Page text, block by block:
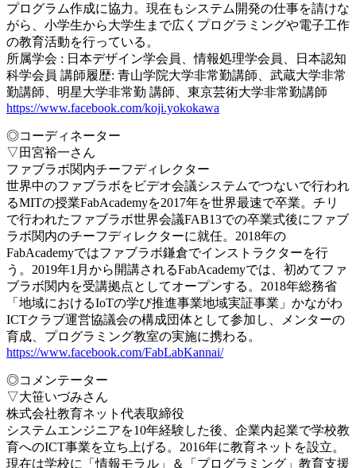
プログラム作成に協力。現在もシステム開発の仕事を請けな
がら、小学生から大学生まで広くプログラミングや電子工作
の教育活動を行っている。
所属学会 : 日本デザイン学会員、情報処理学会員、日本認知
科学会員 講師履歴: 青山学院大学非常勤講師、武蔵大学非常
勤講師、明星大学非常勤 講師、東京芸術大学非常勤講師
https://www.facebook.com/koji.yokokawa
◎コーディネーター
▽田宮裕一さん
ファブラボ関内チーフディレクター
世界中のファブラボをビデオ会議システムでつないで行われ
るMITの授業FabAcademyを2017年を世界最速で卒業。チリ
で行われたファブラボ世界会議FAB13での卒業式後にファブ
ラボ関内のチーフディレクターに就任。2018年の
FabAcademyではファブラボ鎌倉でインストラクターを行
う。2019年1月から開講されるFabAcademyでは、初めてファ
ブラボ関内を受講拠点としてオープンする。2018年総務省
「地域におけるIoTの学び推進事業地域実証事業」かながわ
ICTクラブ運営協議会の構成団体として参加し、メンターの
育成、プログラミング教室の実施に携わる。
https://www.facebook.com/FabLabKannai/
◎コメンテーター
▽大笹いづみさん
株式会社教育ネット代表取締役
システムエンジニアを10年経験した後、企業内起業で学校教
育へのICT事業を立ち上げる。2016年に教育ネットを設立。
現在は学校に「情報モラル」＆「プログラミング」教育支援